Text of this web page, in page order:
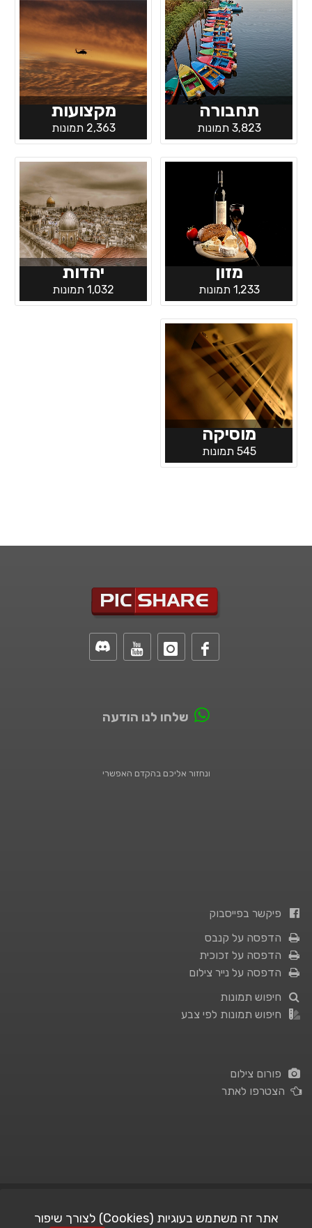
תחבורה
3,823 תמונות
מקצועות
2,363 תמונות
מזון
1,233 תמונות
יהדות
1,032 תמונות
מוסיקה
545 תמונות
שלחו לנו הודעה
ונחזור אליכם בהקדם האפשרי
פיקשר בפייסבוק
הדפסה על קנבס
הדפסה על זכוכית
הדפסה על נייר צילום
חיפוש תמונות
חיפוש תמונות לפי צבע
פורום צילום
הצטרפו לאתר
אתר זה משתמש בעוגיות (Cookies) לצורך שיפור